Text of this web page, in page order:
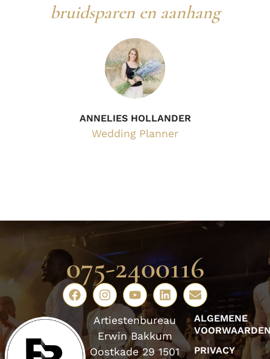
bruidsparen en aanhang
ANNELIES HOLLANDER
Wedding Planner
075-2400116
Artiestenbureau
Erwin Bakkum
Oostkade 29 1501
ALGEMENE
PRIVACY